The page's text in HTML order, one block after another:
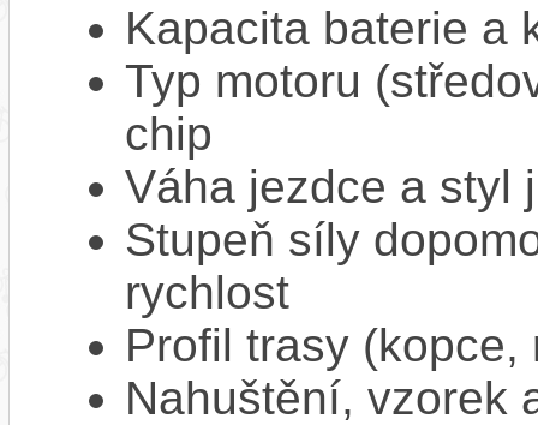
Kapacita baterie a
Typ motoru
chip
Váha jezdce a styl
Stupeň síly
rychlost
Profil trasy
Nahuštění, vzorek